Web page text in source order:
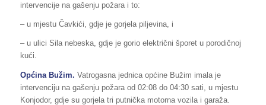
intervencije na gašenju požara i to:
– u mjestu Čavkići, gdje je gorjela piljevina, i
– u ulici Sila nebeska, gdje je gorio električni šporet u porodičnoj
kući.
Općina Bužim. Vatrogasna jednica općine Bužim imala je
intervenciju na gašenju požara od 02:08 do 04:30 sati, u mjestu
Konjodor, gdje su gorjela tri putnička motorna vozila i garaža.